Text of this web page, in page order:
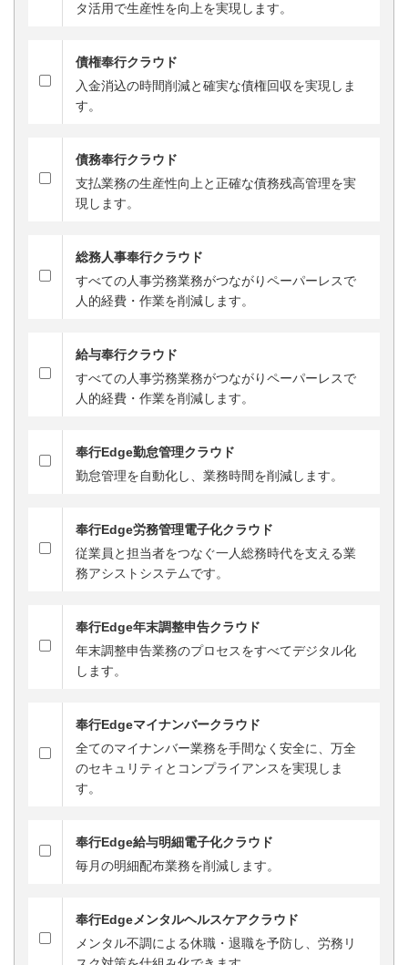
タ活用で生産性を向上を実現します。
債権奉行クラウド
入金消込の時間削減と確実な債権回収を実現しま
す。
債務奉行クラウド
支払業務の生産性向上と正確な債務残高管理を実
現します。
総務人事奉行クラウド
すべての人事労務業務がつながりペーパーレスで
人的経費・作業を削減します。
給与奉行クラウド
すべての人事労務業務がつながりペーパーレスで
人的経費・作業を削減します。
奉行Edge勤怠管理クラウド
勤怠管理を自動化し、業務時間を削減します。
奉行Edge労務管理電子化クラウド
従業員と担当者をつなぐ一人総務時代を支える業
務アシストシステムです。
奉行Edge年末調整申告クラウド
年末調整申告業務のプロセスをすべてデジタル化
します。
奉行Edgeマイナンバークラウド
全てのマイナンバー業務を手間なく安全に、万全
のセキュリティとコンプライアンスを実現しま
す。
奉行Edge給与明細電子化クラウド
毎月の明細配布業務を削減します。
奉行Edgeメンタルヘルスケアクラウド
メンタル不調による休職・退職を予防し、労務リ